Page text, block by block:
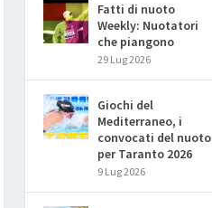
Fatti di nuoto
Weekly: Nuotatori
che piangono
29 Lug 2026
Giochi del
Mediterraneo, i
convocati del nuoto
per Taranto 2026
9 Lug 2026